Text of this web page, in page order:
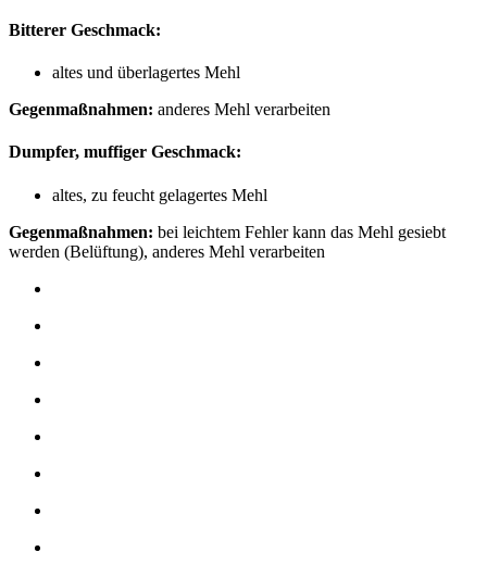
Bitterer Geschmack:
altes und überlagertes Mehl
Gegenmaßnahmen: anderes Mehl verarbeiten
Dumpfer, muffiger Geschmack:
altes, zu feucht gelagertes Mehl
Gegenmaßnahmen: bei leichtem Fehler kann das Mehl gesiebt
werden (Belüftung), anderes Mehl verarbeiten